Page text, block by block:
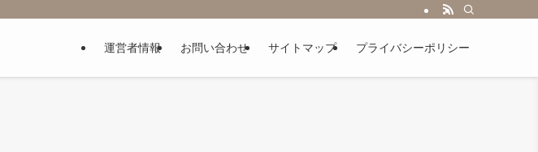
運営者情報 お問い合わせ サイトマップ プライバシーポリシー